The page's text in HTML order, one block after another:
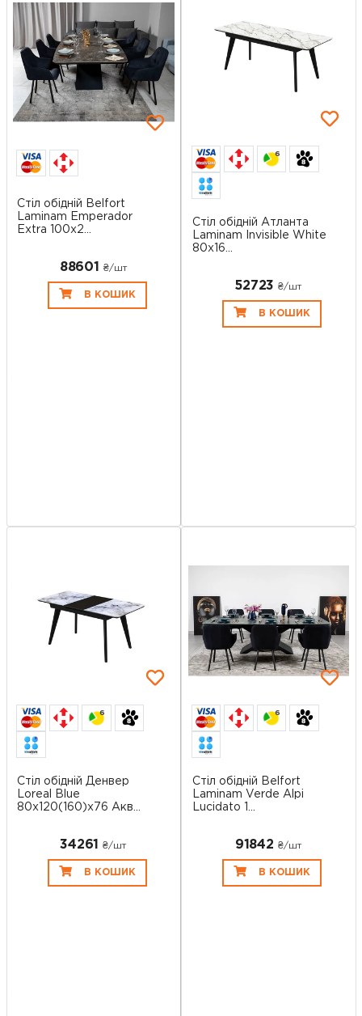
Стіл обідній Belfort
Laminam Emperador
Extra 100х2...
88601 ₴/шт
В КОШИК
6
Стіл обідній Атланта
Laminam Invisible White
80х16...
52723 ₴/шт
В КОШИК
6
Стіл обідній Денвер
Loreal Blue
80х120(160)х76 Акв...
34261 ₴/шт
В КОШИК
6
Стіл обідній Belfort
Laminam Verde Alpi
Lucidato 1...
91842 ₴/шт
В КОШИК